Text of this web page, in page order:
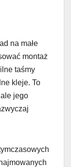
na małe
montaż
taśmy
kleje. To
jego